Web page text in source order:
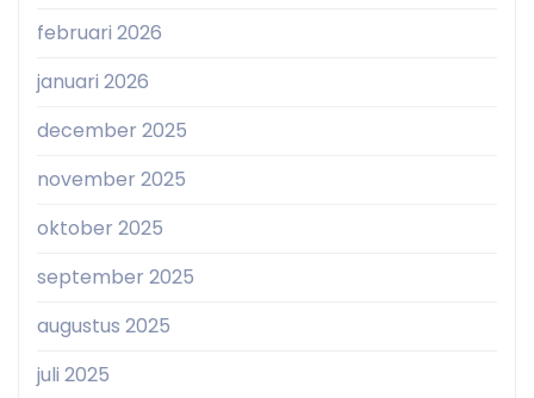
februari 2026
januari 2026
december 2025
november 2025
oktober 2025
september 2025
augustus 2025
juli 2025